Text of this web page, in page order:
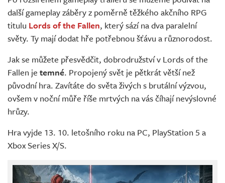
Živě
další gameplay záběry z poměrně těžkého akčního RPG
titulu Lords of the Fallen, který sází na dva paralelní
světy. Ty mají dodat hře potřebnou šťávu a různorodost.
Jak se můžete přesvědčit, dobrodružství v Lords of the
Fallen je temné. Propojený svět je pětkrát větší než
původní hra. Zavítáte do světa živých s brutální výzvou,
ovšem v noční můře říše mrtvých na vás číhají nevýslovné
hrůzy.
Hra vyjde 13. 10. letošního roku na PC, PlayStation 5 a
Xbox Series X/S.